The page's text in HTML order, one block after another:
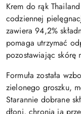
Krem do rąk
codziennej
zawiera 94,2%
pomaga utrzymać
pozostawiając skórę
Formuła została
zielonego groszku,
Starannie dobrane